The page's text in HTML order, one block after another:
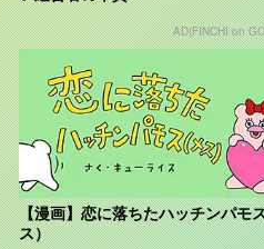
AD(FINCHI on
【漫画】恋に落ちたハッチンパモ
ス）